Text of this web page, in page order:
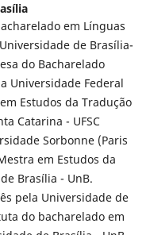
em Línguas
de Brasília-
do Bacharelado
Universidade Federal
Estudos da Tradução
Catarina - UFSC
Sorbonne (Paris
em Estudos da
Brasília - UnB.
pela Universidade de
do bacharelado em